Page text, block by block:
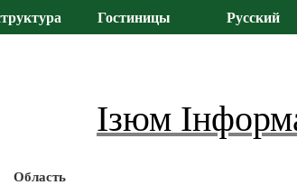
Гостиницы Русский
Ізюм
Область